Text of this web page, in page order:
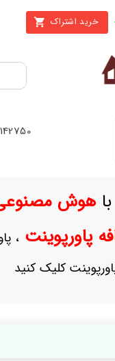
142750 کاربر
هوش
پاورپوینت،
کلیک کنید